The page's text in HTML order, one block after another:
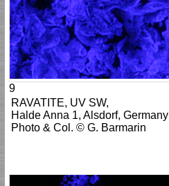
9
RAVATITE, UV SW,
Halde Anna 1, Alsdorf, Germany
Photo & Col. © G. Barmarin